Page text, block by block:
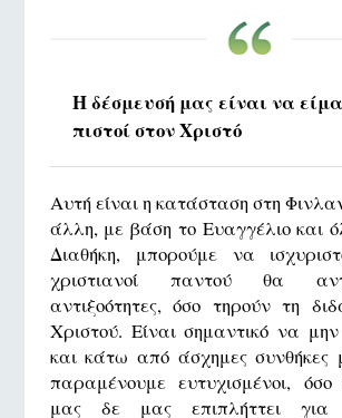
Η δέσμευσή μας είναι να
πιστοί στον Χριστό
Αυτή είναι η κατάσταση στη
άλλη, με βάση το Ευαγγέλιο και
Διαθήκη, μπορούμε να
χριστιανοί παντού θα
αντιξοότητες, όσο τηρούν τη
Χριστού. Είναι σημαντικό να
και κάτω από άσχημες συνθήκες
παραμένουμε ευτυχισμένοι, όσο
μας δε μας επιπλήττει για